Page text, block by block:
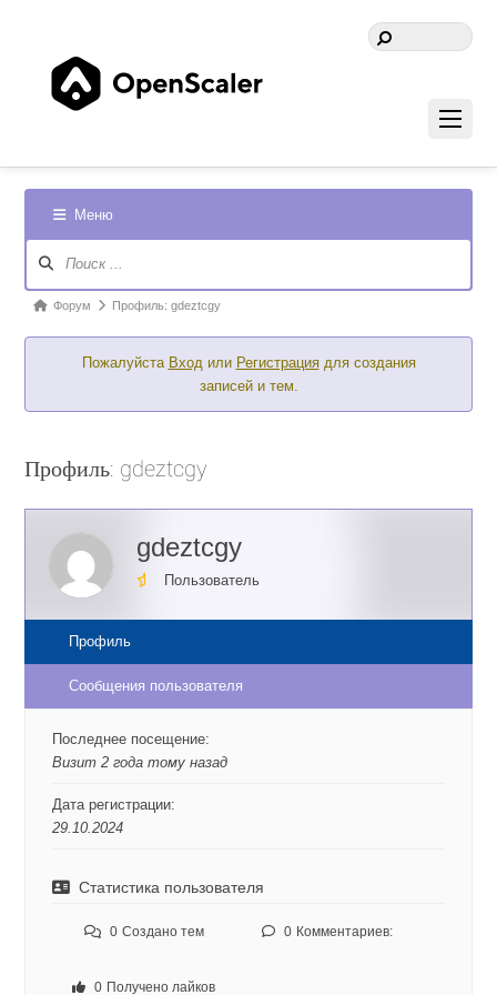
Меню
Форума
ФорумФорум Профиль: gdeztcgy
Пожалуйста Входили Регистрациядля создания
записей и тем.
Профиль: gdeztcgy
gdeztcgy
Пользователь
Профиль
Сообщения пользователя
Последнее посещение:
Визит 2 года тому назад
Дата регистрации:
29.10.2024
Статистика пользователя
0 Создано тем 0 Комментариев:
0 Получено лайков